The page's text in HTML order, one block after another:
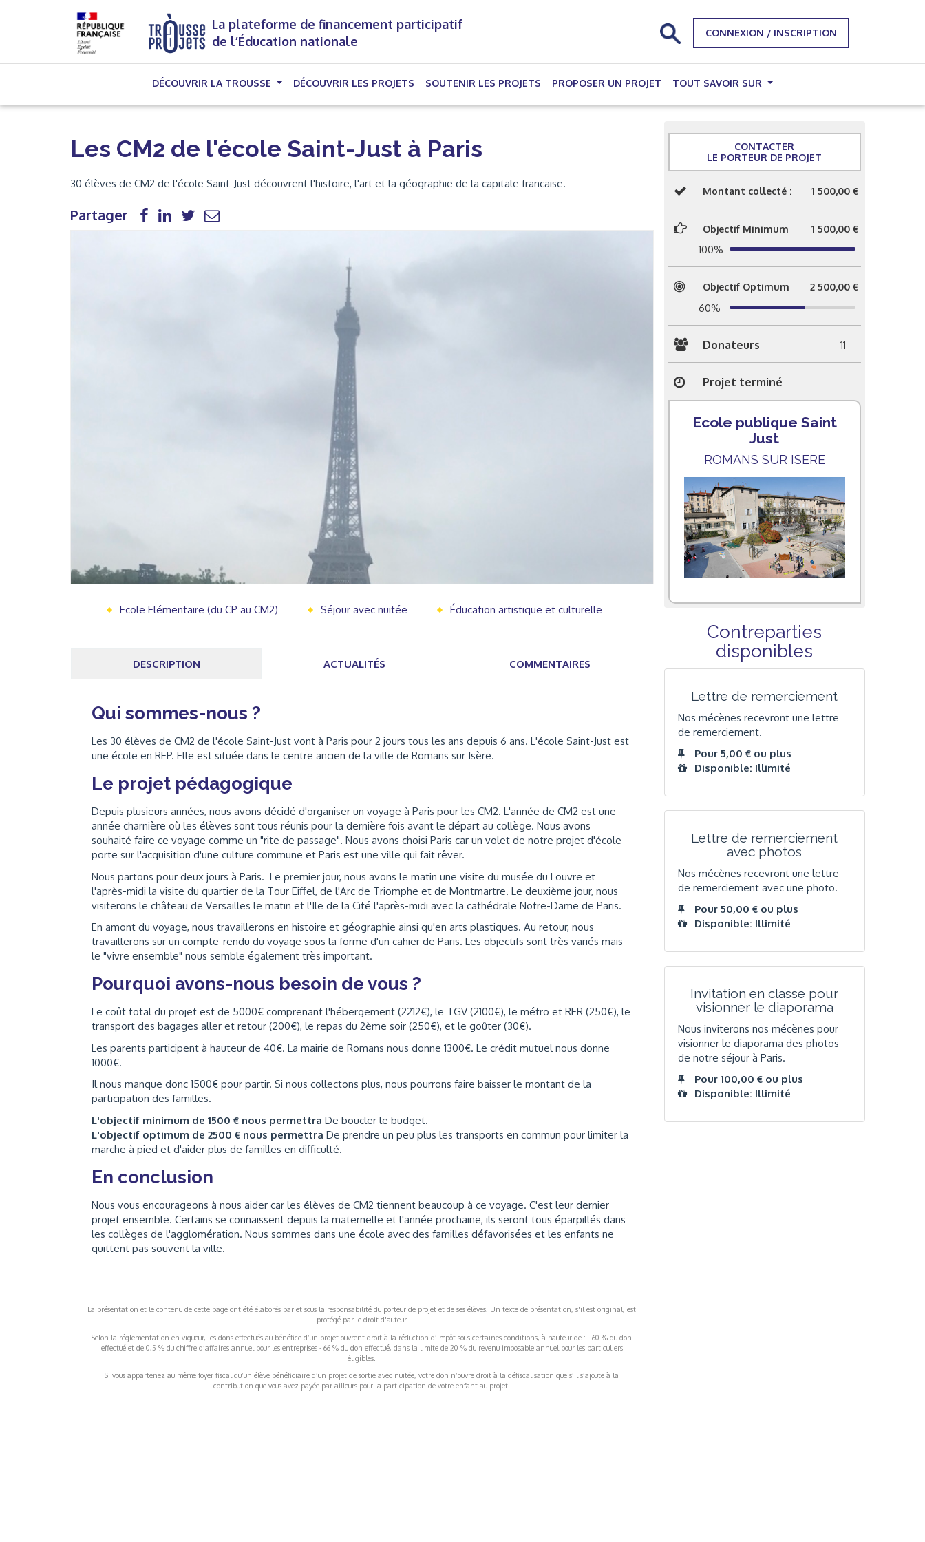
La plateforme de financement participatif
de l’Éducation nationale
CONNEXION / INSCRIPTION
DÉCOUVRIR LA TROUSSE DÉCOUVRIR LES PROJETS (CURRENT)
SOUTENIR LES PROJETS PROPOSER UN PROJET TOUT SAVOIR SUR
Les CM2 de l'école Saint-Just à Paris
30 élèves de CM2 de l'école Saint-Just découvrent l'histoire, l'art et la géographie de la capitale française.
Partager
Ecole Elémentaire (du CP au CM2) Séjour avec nuitée Éducation artistique et culturelle
DESCRIPTION ACTUALITÉS COMMENTAIRES
Qui sommes-nous ?
Les 30 élèves de CM2 de l'école Saint-Just vont à Paris pour 2 jours tous les ans depuis 6 ans. L'école Saint-Just est
une école en REP. Elle est située dans le centre ancien de la ville de Romans sur Isère.
Le projet pédagogique
Depuis plusieurs années, nous avons décidé d'organiser un voyage à Paris pour les CM2. L'année de CM2 est une
année charnière où les élèves sont tous réunis pour la dernière fois avant le départ au collège. Nous avons
souhaité faire ce voyage comme un "rite de passage". Nous avons choisi Paris car un volet de notre projet d'école
porte sur l'acquisition d'une culture commune et Paris est une ville qui fait rêver.
Nous partons pour deux jours à Paris. Le premier jour, nous avons le matin une visite du musée du Louvre et
l'après-midi la visite du quartier de la Tour Eiffel, de l'Arc de Triomphe et de Montmartre. Le deuxième jour, nous
visiterons le château de Versailles le matin et l'Ile de la Cité l'après-midi avec la cathédrale Notre-Dame de Paris.
En amont du voyage, nous travaillerons en histoire et géographie ainsi qu'en arts plastiques. Au retour, nous
travaillerons sur un compte-rendu du voyage sous la forme d'un cahier de Paris. Les objectifs sont très variés mais
le "vivre ensemble" nous semble également très important.
Pourquoi avons-nous besoin de vous ?
Le coût total du projet est de 5000€ comprenant l'hébergement (2212€), le TGV (2100€), le métro et RER (250€), le
transport des bagages aller et retour (200€), le repas du 2ème soir (250€), et le goûter (30€).
Les parents participent à hauteur de 40€. La mairie de Romans nous donne 1300€. Le crédit mutuel nous donne
1000€.
Il nous manque donc 1500€ pour partir. Si nous collectons plus, nous pourrons faire baisser le montant de la
participation des familles.
L'objectif minimum de 1500 € nous permettra De boucler le budget.
L'objectif optimum de 2500 € nous permettra De prendre un peu plus les transports en commun pour limiter la
marche à pied et d'aider plus de familles en difficulté.
En conclusion
Nous vous encourageons à nous aider car les élèves de CM2 tiennent beaucoup à ce voyage. C'est leur dernier
projet ensemble. Certains se connaissent depuis la maternelle et l'année prochaine, ils seront tous éparpillés dans
les collèges de l'agglomération. Nous sommes dans une école avec des familles défavorisées et les enfants ne
quittent pas souvent la ville.
La présentation et le contenu de cette page ont été élaborés par et sous la responsabilité du porteur de projet et de ses élèves. Un texte de présentation, s'il est original, est
protégé par le droit d'auteur
Selon la réglementation en vigueur, les dons effectués au bénéfice d’un projet ouvrent droit à la réduction d’impôt sous certaines conditions, à hauteur de : - 60 % du don
effectué et de 0,5 % du chiffre d’affaires annuel pour les entreprises - 66 % du don effectué, dans la limite de 20 % du revenu imposable annuel pour les particuliers
éligibles.
Si vous appartenez au même foyer fiscal qu’un élève bénéficiaire d’un projet de sortie avec nuitée, votre don n’ouvre droit à la défiscalisation que s’il s’ajoute à la
contribution que vous avez payée par ailleurs pour la participation de votre enfant au projet.
CONTACTER
LE PORTEUR DE PROJET
Montant collecté : 1 500,00 €
Objectif Minimum 1 500,00 €
100%
Objectif Optimum 2 500,00 €
60%
Donateurs 11
Projet terminé
Ecole publique Saint
Just
ROMANS SUR ISERE
Contreparties
disponibles
Lettre de remerciement
Nos mécènes recevront une lettre
de remerciement.
Pour 5,00 € ou plus
Disponible: Illimité
Lettre de remerciement
avec photos
Nos mécènes recevront une lettre
de remerciement avec une photo.
Pour 50,00 € ou plus
Disponible: Illimité
Invitation en classe pour
visionner le diaporama
Nous inviterons nos mécènes pour
visionner le diaporama des photos
de notre séjour à Paris.
Pour 100,00 € ou plus
Disponible: Illimité